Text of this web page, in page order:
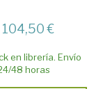
104,50 €
en librería. Envío
48 horas